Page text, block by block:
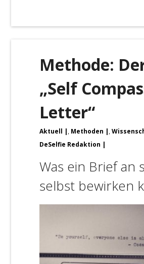
Methode:
„Self
Letter“
Aktuell , Methoden ,
DeSelfie Redaktion
Was ein Brief an
selbst bewirken